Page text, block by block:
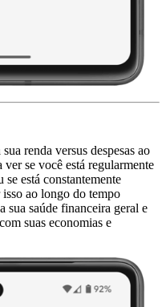
renda versus despesas ao
se você está regularmente
se está constantemente
ao longo do tempo
sua saúde financeira geral e
suas economias e